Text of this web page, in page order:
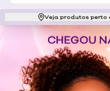
Veja produtos perto